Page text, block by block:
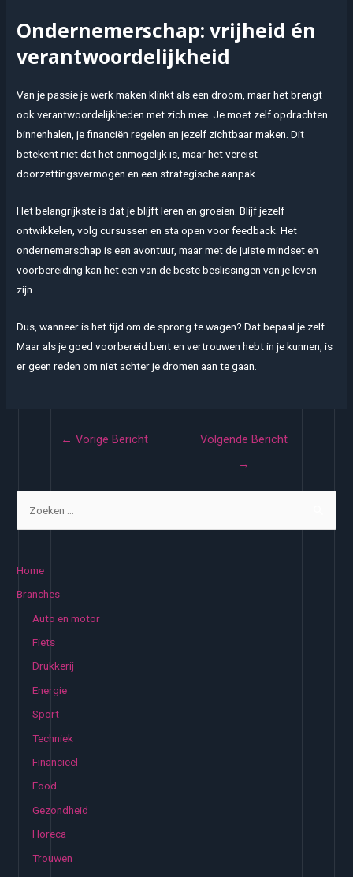
Ondernemerschap: vrijheid én
verantwoordelijkheid
Van je passie je werk maken klinkt als een droom, maar het brengt
ook verantwoordelijkheden met zich mee. Je moet zelf opdrachten
binnenhalen, je financiën regelen en jezelf zichtbaar maken. Dit
betekent niet dat het onmogelijk is, maar het vereist
doorzettingsvermogen en een strategische aanpak.
Het belangrijkste is dat je blijft leren en groeien. Blijf jezelf
ontwikkelen, volg cursussen en sta open voor feedback. Het
ondernemerschap is een avontuur, maar met de juiste mindset en
voorbereiding kan het een van de beste beslissingen van je leven
zijn.
Dus, wanneer is het tijd om de sprong te wagen? Dat bepaal je zelf.
Maar als je goed voorbereid bent en vertrouwen hebt in je kunnen, is
er geen reden om niet achter je dromen aan te gaan.
← Vorige Bericht
Volgende Bericht
→
Home
Branches
Auto en motor
Fiets
Drukkerij
Energie
Sport
Techniek
Financieel
Food
Gezondheid
Horeca
Trouwen